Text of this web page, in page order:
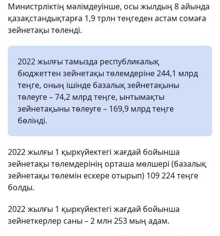
Министрліктің мәлімдеуінше, осы жылдың 8 айында
қазақстандықтарға 1,9 трлн теңгеден астам сомаға
зейнетақы төленді.
2022 жылғы тамызда республикалық
бюджеттен зейнетақы төлемдеріне 244,1 млрд
теңге, оның ішінде базалық зейнетақыны
төлеуге – 74,2 млрд теңге, ынтымақты
зейнетақыны төлеуге – 169,9 млрд теңге
бөлінді.
2022 жылғы 1 қыркүйектегі жағдай бойынша
зейнетақы төлемдерінің орташа мөлшері (базалық
зейнетақы төлемін ескере отырып) 109 224 теңге
болды.
2022 жылғы 1 қыркүйектегі жағдай бойынша
зейнеткерлер саны – 2 млн 253 мың адам.